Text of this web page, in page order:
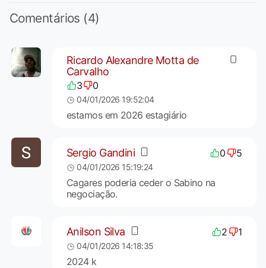
Comentários (4)
Ricardo Alexandre Motta de
Carvalho
3 0
04/01/2026 19:52:04
estamos em 2026 estagiário
Sergio Gandini 0 5
04/01/2026 15:19:24
Cagares poderia ceder o Sabino na
negociação.
Anilson Silva 2 1
04/01/2026 14:18:35
2024 k